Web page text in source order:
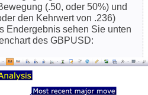
(.50, oder 50%) und
den Kehrwert von .236)
Endergebnis sehen Sie unten
des GBPUSD: